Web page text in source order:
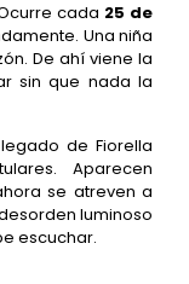
cada 25 de
Una niña
De ahí viene la
sin que nada la
de Fiorella
Aparecen
se atreven a
luminoso
escuchar.